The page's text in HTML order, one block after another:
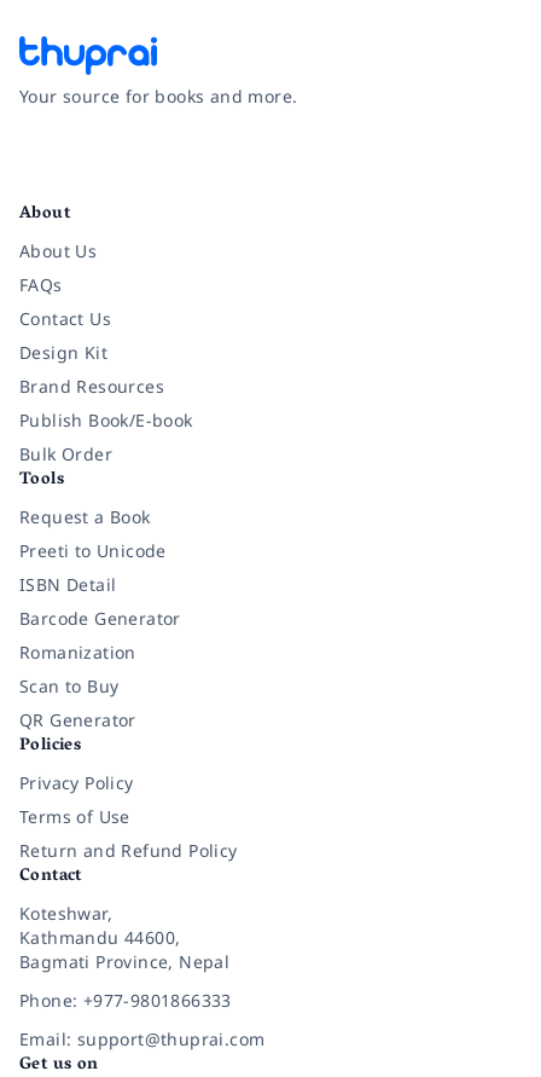
Your source for books and more.
About
About Us
FAQs
Contact Us
Design Kit
Brand Resources
Publish Book/E-book
Bulk Order
Tools
Request a Book
Preeti to Unicode
ISBN Detail
Barcode Generator
Romanization
Scan to Buy
QR Generator
Policies
Privacy Policy
Terms of Use
Return and Refund Policy
Contact
Koteshwar,
Kathmandu 44600,
Bagmati Province, Nepal
Phone: +977-9801866333
Email: support@thuprai.com
Get us on